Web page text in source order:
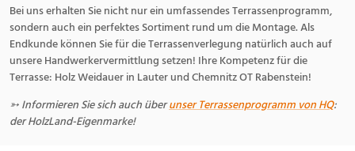
Bei uns erhalten Sie nicht nur ein umfassendes Terrassenprogramm,
sondern auch ein perfektes Sortiment rund um die Montage. Als
Endkunde können Sie für die Terrassenverlegung natürlich auch auf
unsere Handwerkervermittlung setzen! Ihre Kompetenz für die
Terrasse: Holz Weidauer in Lauter und Chemnitz OT Rabenstein!
➳ Informieren Sie sich auch überunser Terrassenprogramm von HQ:
der HolzLand-Eigenmarke!